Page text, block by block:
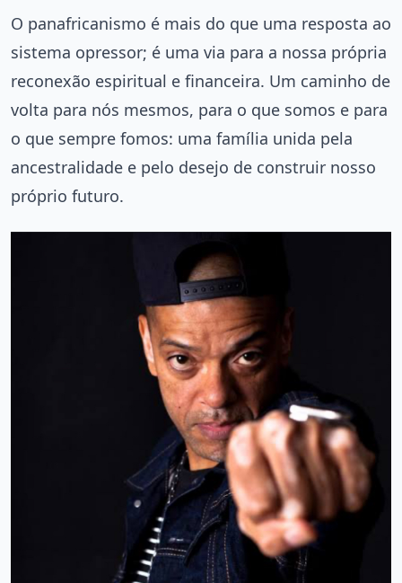
O panafricanismo é mais do que uma resposta ao
sistema opressor; é uma via para a nossa própria
reconexão espiritual e financeira. Um caminho de
volta para nós mesmos, para o que somos e para
o que sempre fomos: uma família unida pela
ancestralidade e pelo desejo de construir nosso
próprio futuro.